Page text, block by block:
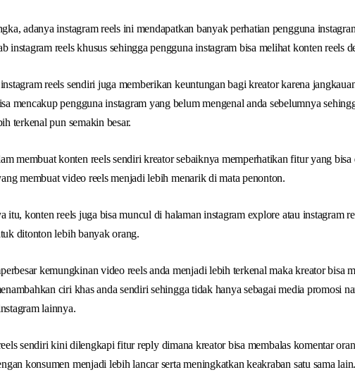
adanya instagram reels ini mendapatkan banyak perhatian pengguna
instagram reels khusus sehingga pengguna instagram bisa melihat konten reels
reels sendiri juga memberikan keuntungan bagi kreator karena
mencakup pengguna instagram yang belum mengenal anda sebelumnya
terkenal pun semakin besar.
membuat konten reels sendiri kreator sebaiknya memperhatikan fitur yang
membuat video reels menjadi lebih menarik di mata penonton.
itu, konten reels juga bisa muncul di halaman instagram explore atau instagram
ditonton lebih banyak orang.
kemungkinan video reels anda menjadi lebih terkenal maka kreator bisa
ciri khas anda sendiri sehingga tidak hanya sebagai media promosi
lainnya.
sendiri kini dilengkapi fitur reply dimana kreator bisa membalas komentar
konsumen menjadi lebih lancar serta meningkatkan keakraban satu sama lain.